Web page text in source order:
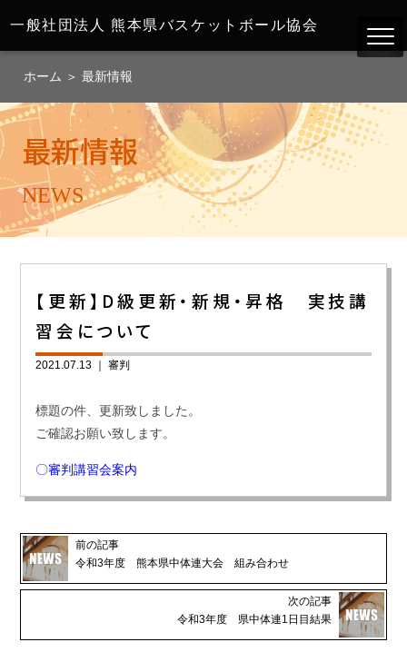
一般社団法人 熊本県バスケットボール協会
ホーム ＞ 最新情報
最新情報
NEWS
【更新】D級更新・新規・昇格 実技講
習会について
2021.07.13 ｜審判
標題の件、更新致しました。
ご確認お願い致します。
〇審判講習会案内
前の記事
令和3年度 熊本県中体連大会 組み合わせ
次の記事
令和3年度 県中体連1日目結果